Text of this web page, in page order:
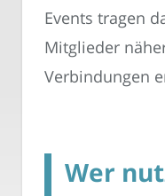
Events tragen
Mitglieder
Verbindungen
Wer